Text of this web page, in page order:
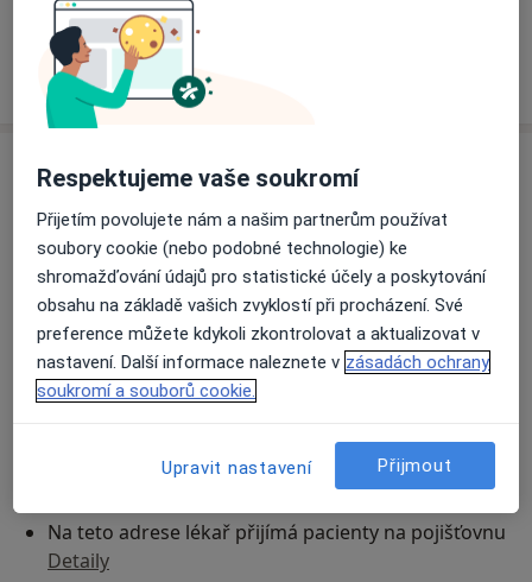
Tento specialista ještě nepřidával žádné informace o
svých službách.
Adresa
Sam. ordinace PL - stomatologa
Družstevní 1401, Hlinsko 53901
Přiblížit mapuse otevře v nové záložce
Dostupnost
Na této adrese online kalendář není aktivní
Na teto adrese lékař přijímá pacienty na pojišťovnu
Detaily
Respektujeme vaše soukromí
Přijetím povolujete nám a našim partnerům používat
soubory cookie (nebo podobné technologie) ke
shromažďování údajů pro statistické účely a poskytování
obsahu na základě vašich zvyklostí při procházení. Své
preference můžete kdykoli zkontrolovat a aktualizovat v
nastavení. Další informace naleznete v zásadách ochrany
soukromí a souborů cookie.
Upravit nastavení Přijmout